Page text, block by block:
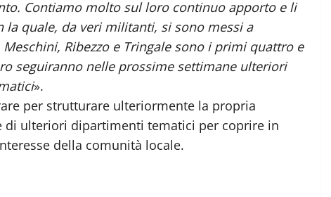
Contiamo molto sul loro continuo apporto e li
la quale, da veri militanti, si sono messi a
Ribezzo e Tringale sono i primi quattro e
seguiranno nelle prossime settimane ulteriori
».
per strutturare ulteriormente la propria
di ulteriori dipartimenti tematici per coprire in
della comunità locale.